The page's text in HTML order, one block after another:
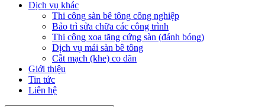
Dịch vụ khác
Thi công sàn bê tông công nghiệp
Bảo trì sửa chữa các công trình
Thi công xoa tăng cứng sàn (đánh bóng)
Dịch vụ mái sàn bê tông
Cắt mạch (khe) co dãn
Giới thiệu
Tin tức
Liên hệ